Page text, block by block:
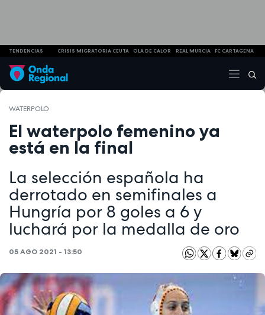
TENDENCIAS CRISIS MIGRATORIA CEUTA OLA DE CALOR REAL MURCIA FC CARTAGENA
WATERPOLO
El waterpolo femenino ya
está en la final
La selección española ha
derrotado en semifinales a
Hungría por 8 goles a 6 y
luchará por la medalla de oro
05 AGO 2021 - 13:50